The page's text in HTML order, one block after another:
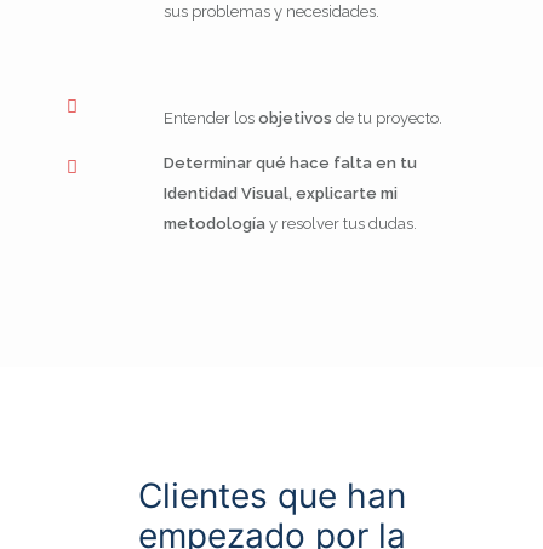
sus problemas y necesidades.
Entender los objetivos de tu proyecto.
Determinar qué hace falta en tu
Identidad Visual, explicarte mi
metodología y resolver tus dudas.
Clientes que han
empezado por la